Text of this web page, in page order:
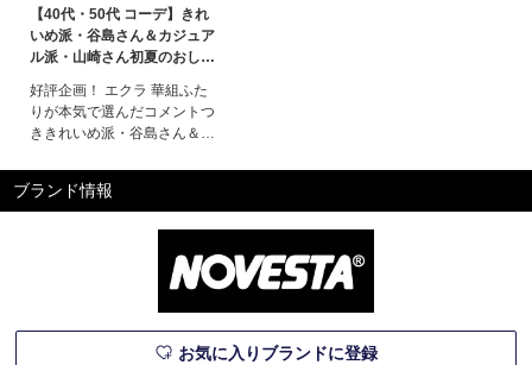
【40代・50代 コーデ】きれ
いめ派・谷島さん＆カジュア
ル派・山崎さん初夏のおしゃ
特集
好評企画！ エクラ 華組ふた
りが本気で選んだコメントつ
ききれいめ派・谷島さん＆カ
おしゃれ計画！さわやかな気
候にふさわしい、初夏のムー
ジュアル、それぞれ異なるフ
ァッションを好むエクラ華組
ブランド情報
お気に入りブランドに登録